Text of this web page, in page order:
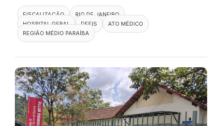
FISCALIZAÇÃO
RIO DE JANEIRO
HOSPITAL GERAL
DEFIS
ATO MÉDICO
REGIÃO MÉDIO PARAÍBA